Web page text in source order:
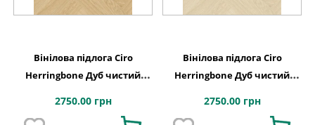
Вінілова підлога Ciro
Herringbone Дуб чистий
2750.00 грн
Вінілова підлога Ciro
Herringbone Дуб чистий
2750.00 грн